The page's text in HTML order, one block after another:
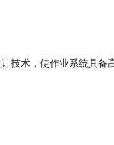
技术，使作业系统具备